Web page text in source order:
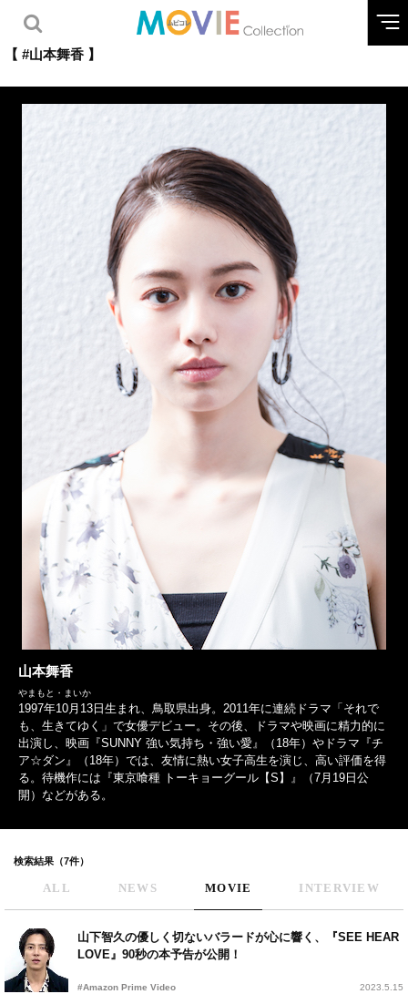
【 #山本舞香 】
山本舞香
やまもと・まいか
1997年10月13日生まれ、鳥取県出身。2011年に連続ドラマ「それで
も、生きてゆく」で女優デビュー。その後、ドラマや映画に精力的に
出演し、映画『SUNNY 強い気持ち・強い愛』（18年）やドラマ『チ
ア☆ダン』（18年）では、友情に熱い女子高生を演じ、高い評価を得
る。待機作には『東京喰種 トーキョーグール【S】』（7月19日公
開）などがある。
検索結果（7件）
ALL NEWS MOVIE INTERVIEW
山下智久の優しく切ないバラードが心に響く、『SEE HEAR
LOVE』90秒の本予告が公開！
#Amazon Prime Video 2023.5.15